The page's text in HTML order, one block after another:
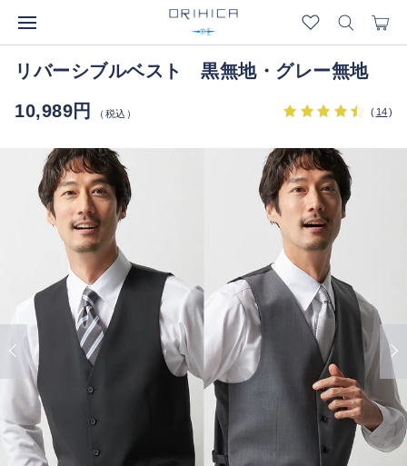
リバーシブルベスト 黒無地・グレー無地
10,989円
（税込） ( 14)